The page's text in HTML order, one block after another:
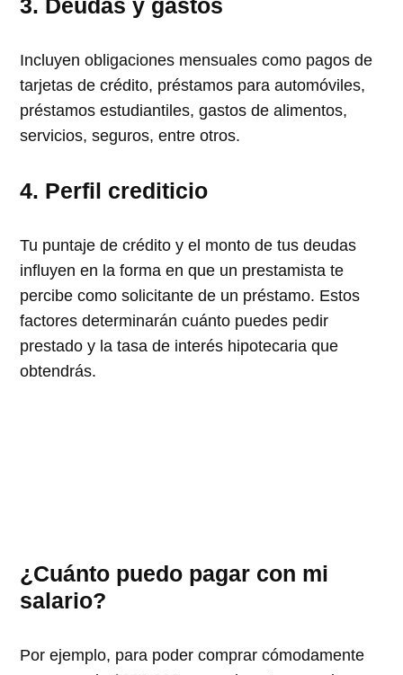
Incluyen obligaciones mensuales como pagos de
tarjetas de crédito, préstamos para automóviles,
préstamos estudiantiles, gastos de alimentos,
servicios, seguros, entre otros.
4. Perfil crediticio
Tu puntaje de crédito y el monto de tus deudas
influyen en la forma en que un prestamista te
percibe como solicitante de un préstamo. Estos
factores determinarán cuánto puedes pedir
prestado y la tasa de interés hipotecaria que
obtendrás.
¿Cuánto puedo pagar con mi
salario?
Por ejemplo, para poder comprar cómodamente